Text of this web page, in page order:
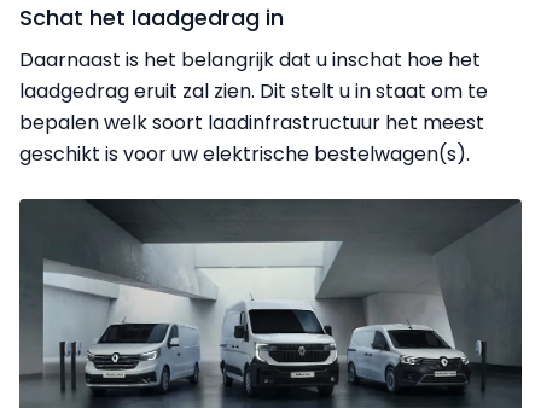
Schat het laadgedrag in
Daarnaast is het belangrijk dat u inschat hoe het
laadgedrag eruit zal zien. Dit stelt u in staat om te
bepalen welk soort laadinfrastructuur het meest
geschikt is voor uw elektrische bestelwagen(s).